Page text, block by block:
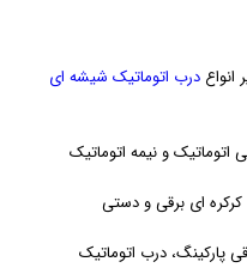
انواع درب اتوماتیک شیشه ای
اتوماتیک و نیمه اتوماتیک
کرکره ای برقی و دستی
پارکینگ، درب اتوماتیک